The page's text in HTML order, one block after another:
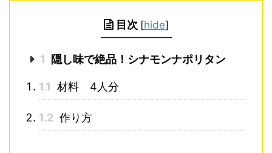
目次 [hide]
1 隠し味で絶品！シナモンナポリタン
1.1 材料 4人分
1.2 作り方